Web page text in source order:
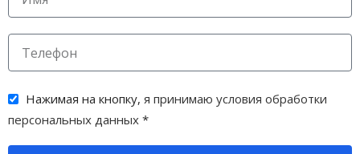
Нажимая на кнопку, я принимаю условия обработки
персональных данных *